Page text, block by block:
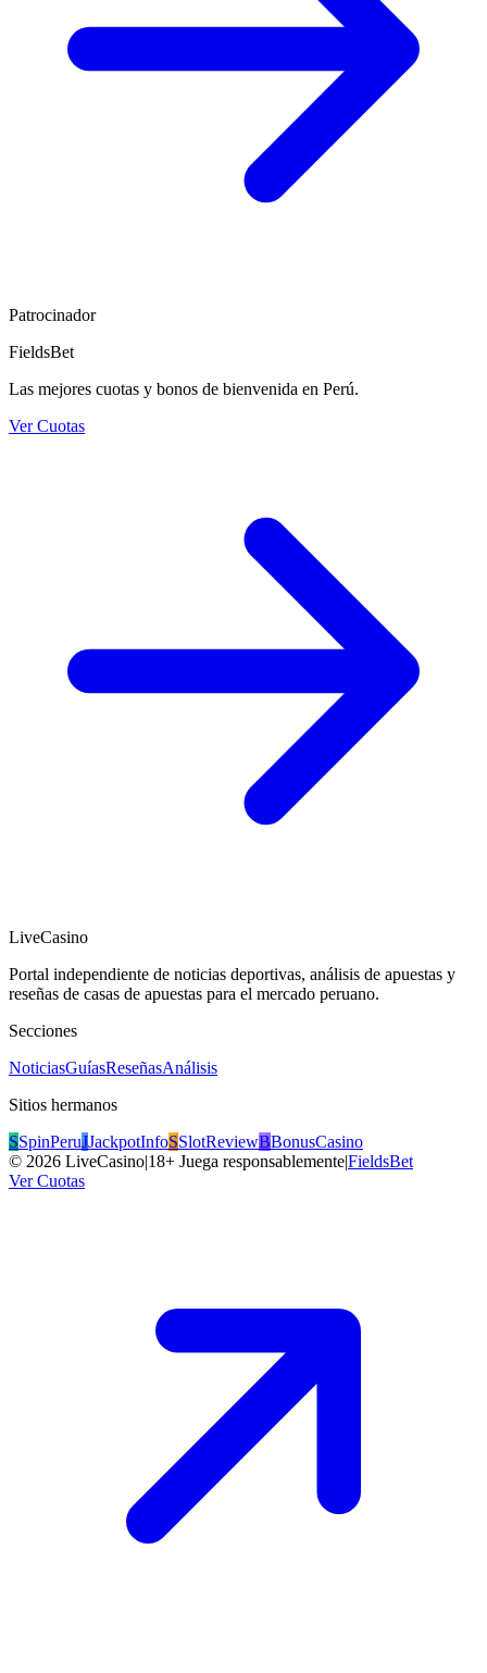
Patrocinador
FieldsBet
Las mejores cuotas y bonos de bienvenida en Perú.
Ver Cuotas
LiveCasino
Portal independiente de noticias deportivas, análisis de apuestas y
reseñas de casas de apuestas para el mercado peruano.
Secciones
NoticiasGuíasReseñasAnálisis
Sitios hermanos
SSpinPeruJJackpotInfoSSlotReviewBBonusCasino
© 2026 LiveCasino|18+ Juega responsablemente|FieldsBet
Ver Cuotas